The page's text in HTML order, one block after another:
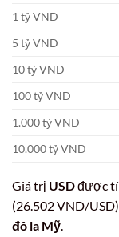
1 tỷ VND
5 tỷ VND
10 tỷ VND
100 tỷ VND
1.000 tỷ VND
10.000 tỷ VND
Giá trị USDđược
(26.502 VND/
đô la Mỹ